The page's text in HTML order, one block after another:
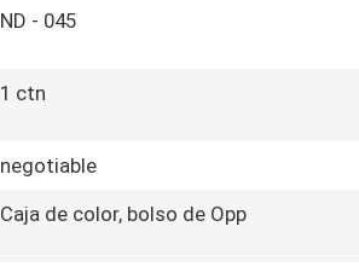
ND - 045
1 ctn
negotiable
Caja de color, bolso de Opp